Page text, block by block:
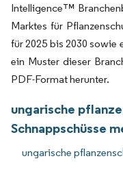
Intelligence™
Marktes für
für 2025 bis 2030 sowie
ein Muster dieser
PDF-Format herunter.
ungarische
Schnappschüsse
ungarische